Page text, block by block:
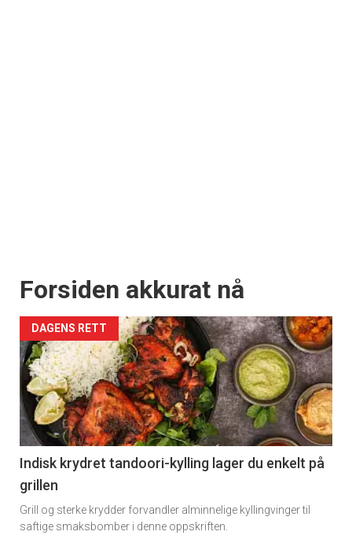
Forsiden akkurat nå
DAGENS RETT
Indisk krydret tandoori-kylling lager du enkelt på
grillen
Grill og sterke krydder forvandler alminnelige kyllingvinger til
saftige smaksbomber i denne oppskriften.